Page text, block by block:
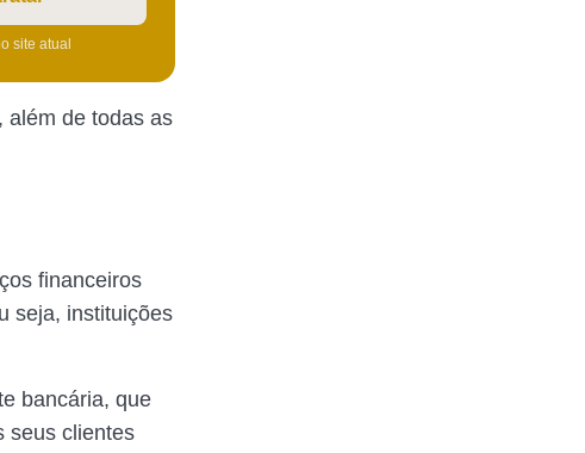
site atual
além de todas as
financeiros
seja, instituições
bancária, que
seus clientes